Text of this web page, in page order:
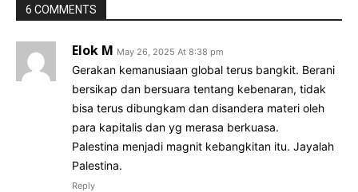
6 COMMENTS
Elok M May 26, 2025 At 8:38 pm
Gerakan kemanusiaan global terus bangkit. Berani
bersikap dan bersuara tentang kebenaran, tidak
bisa terus dibungkam dan disandera materi oleh
para kapitalis dan yg merasa berkuasa.
Palestina menjadi magnit kebangkitan itu. Jayalah
Palestina.
Reply